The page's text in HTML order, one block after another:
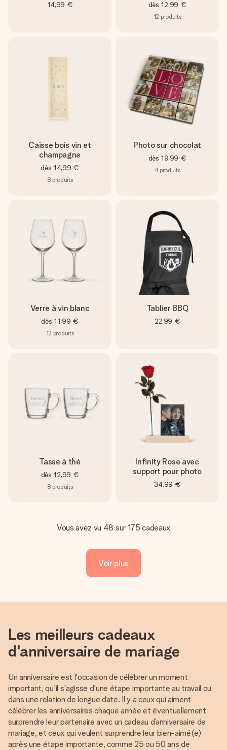
14,99 € dès 12,99 €
12 produits
Caisse bois vin et
champagne
dès 14,99 €
8 produits
Photo sur chocolat
dès 19,99 €
4 produits
Verre à vin blanc
dès 11,99 €
12 produits
Tablier BBQ
22,99 €
Tasse à thé
dès 12,99 €
8 produits
Infinity Rose avec
support pour photo
34,99 €
Vous avez vu 48 sur 175 cadeaux
Voir plus
Les meilleurs cadeaux
d'anniversaire de mariage
Un anniversaire est l'occasion de célébrer un moment
important, qu'il s'agisse d'une étape importante au travail ou
dans une relation de longue date. Il y a ceux qui aiment
célébrer les anniversaires chaque année et éventuellement
surprendre leur partenaire avec un cadeau d’anniversaire de
mariage, et ceux qui veulent surprendre leur bien-aimé(e)
après une étape importante, comme 25 ou 50 ans de